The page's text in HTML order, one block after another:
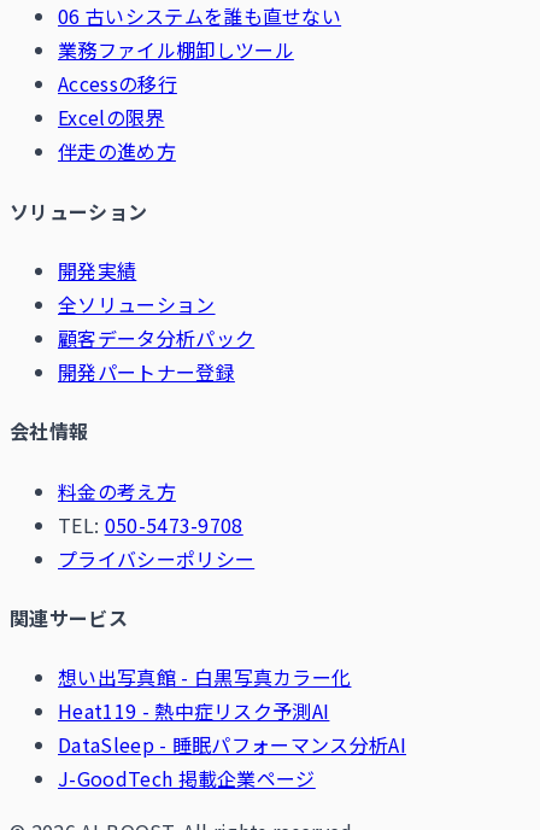
06 古いシステムを誰も直せない
業務ファイル棚卸しツール
Accessの移行
Excelの限界
伴走の進め方
ソリューション
開発実績
全ソリューション
顧客データ分析パック
開発パートナー登録
会社情報
料金の考え方
TEL: 050-5473-9708
プライバシーポリシー
関連サービス
想い出写真館 - 白黒写真カラー化
Heat119 - 熱中症リスク予測AI
DataSleep - 睡眠パフォーマンス分析AI
J-GoodTech 掲載企業ページ